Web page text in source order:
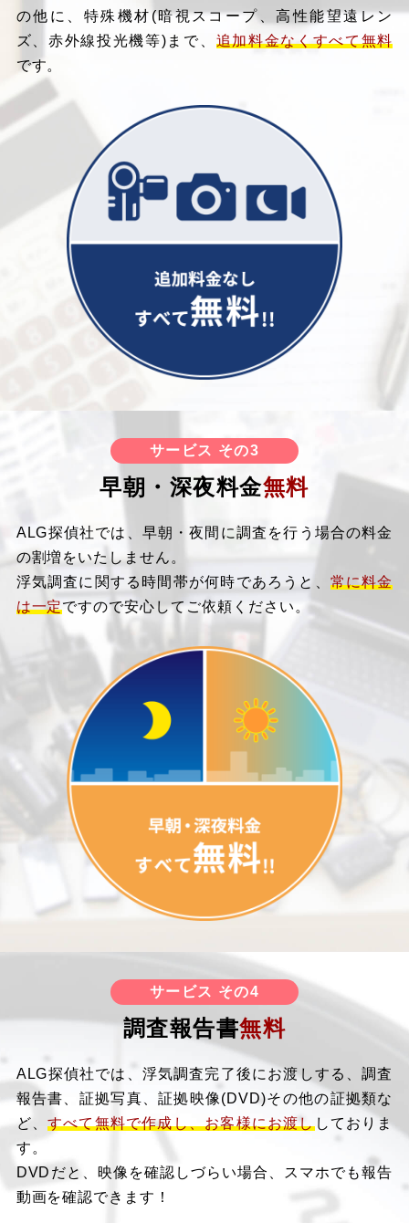
の他に、特殊機材(暗視スコープ、高性能望遠レン
ズ、赤外線投光機等)まで、 追加料金なくすべて無料
です。
サービス その3
早朝・深夜料金無料
ALG探偵社では、早朝・夜間に調査を行う場合の料金
の割増をいたしません。
浮気調査に関する時間帯が何時であろうと、 常に料金
は一定ですので安心してご依頼ください。
サービス その4
調査報告書無料
ALG探偵社では、浮気調査完了後にお渡しする、調査
報告書、証拠写真、証拠映像(DVD)その他の証拠類な
ど、 すべて無料で作成し、お客様にお渡ししておりま
す。
DVDだと、映像を確認しづらい場合、スマホでも報告
動画を確認できます！